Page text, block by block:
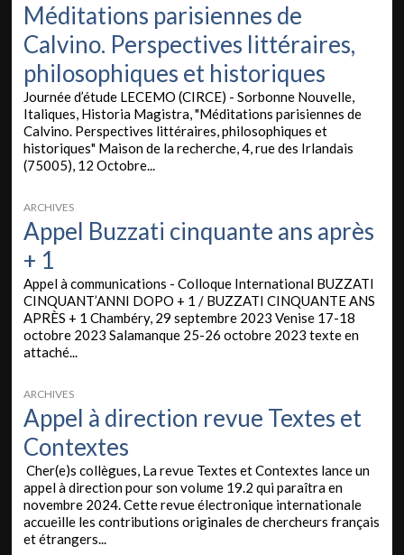
Méditations parisiennes de
Calvino. Perspectives littéraires,
philosophiques et historiques
Journée d’étude LECEMO (CIRCE) - Sorbonne Nouvelle,
Italiques, Historia Magistra, "Méditations parisiennes de
Calvino. Perspectives littéraires, philosophiques et
historiques" Maison de la recherche, 4, rue des Irlandais
(75005), 12 Octobre...
ARCHIVES
Appel Buzzati cinquante ans après
+ 1
Appel à communications - Colloque International BUZZATI
CINQUANT’ANNI DOPO + 1 / BUZZATI CINQUANTE ANS
APRÈS + 1 Chambéry, 29 septembre 2023 Venise 17-18
octobre 2023 Salamanque 25-26 octobre 2023 texte en
attaché...
ARCHIVES
Appel à direction revue Textes et
Contextes
Cher(e)s collègues, La revue Textes et Contextes lance un
appel à direction pour son volume 19.2 qui paraîtra en
novembre 2024. Cette revue électronique internationale
accueille les contributions originales de chercheurs français
et étrangers...